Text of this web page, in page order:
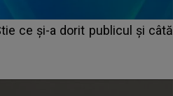
ce și-a dorit publicul și câtă